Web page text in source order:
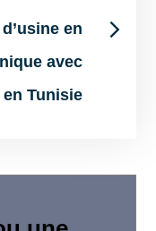
en
avec
Tunisie